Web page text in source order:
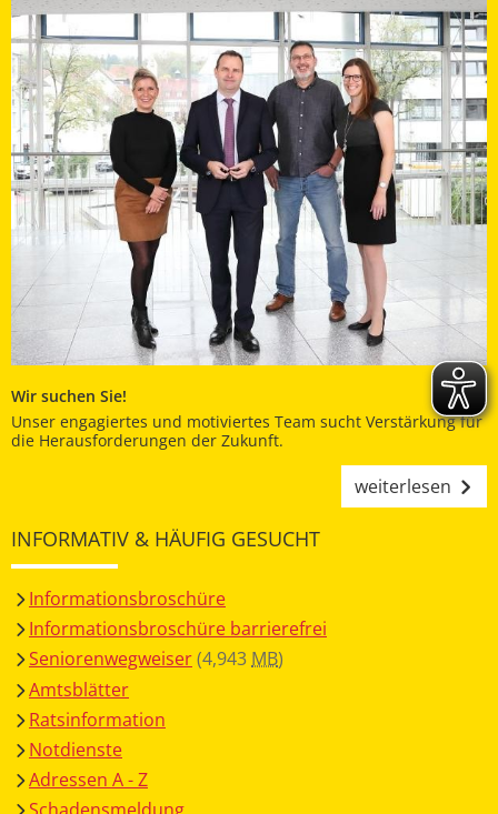
Wir suchen Sie!
Unser engagiertes und motiviertes Team sucht Verstärkung für
die Herausforderungen der Zukunft.
weiterlesen
INFORMATIV & HÄUFIG GESUCHT
Informationsbroschüre
Informationsbroschüre barrierefrei
Seniorenwegweiser(4,943 MB)
Amtsblätter
Ratsinformation
Notdienste
Adressen A - Z